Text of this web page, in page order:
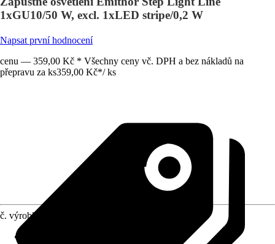
1xGU10/50 W, excl. 1xLED stripe/0,2 W
Napsat první hodnocení
cenu — 359,00 Kč * Všechny ceny vč. DPH a bez nákladů na
přepravu za ks359,00 Kč*/ ks
č. výrobku